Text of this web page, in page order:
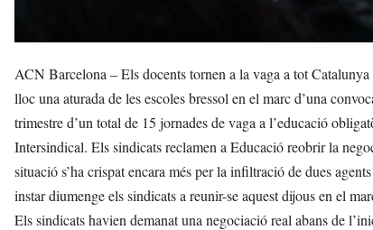
ACN Barcelona – Els docents tornen a la vaga a tot
lloc una aturada de les escoles bressol en el marc d’una
trimestre d’un total de 15 jornades de vaga a l’educació
Intersindical. Els sindicats reclamen a Educació reobrir la
situació s’ha crispat encara més per la infiltració de dues
instar diumenge els sindicats a reunir-se aquest dijous en el
Els sindicats havien demanat una negociació real abans de